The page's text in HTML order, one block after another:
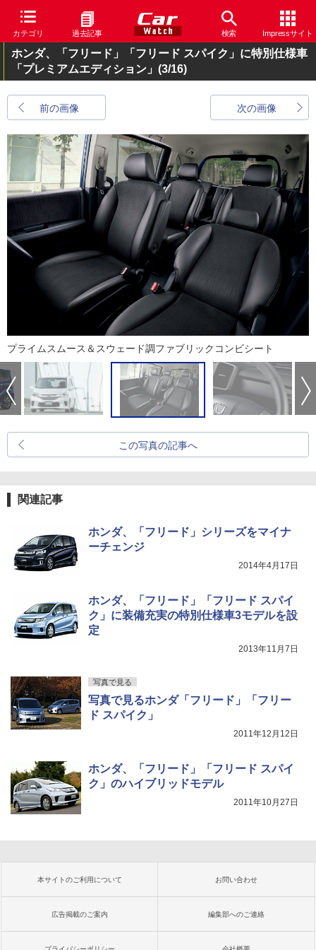
カテゴリ 過去記事 検索 Impressサイト
ホンダ、「フリード」「フリード スパイク」に特別仕様車
「プレミアムエディション」 (3/16)
前の画像 次の画像
プライムスムース＆スウェード調ファブリックコンビシート
この写真の記事へ
関連記事
ホンダ、「フリード」シリーズをマイナ
ーチェンジ
2014年4月17日
ホンダ、「フリード」「フリード スパイ
ク」に装備充実の特別仕様車3モデルを設
定
2013年11月7日
写真で見る
写真で見るホンダ「フリード」「フリー
ド スパイク」
2011年12月12日
ホンダ、「フリード」「フリード スパイ
ク」のハイブリッドモデル
2011年10月27日
本サイトのご利用について お問い合わせ
広告掲載のご案内 編集部へのご連絡